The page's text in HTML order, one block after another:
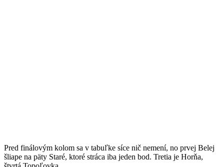
Pred finálovým kolom sa v tabuľke síce nič nemení, no prvej Belej
šliape na päty Staré, ktoré stráca iba jeden bod. Tretia je Horňa,